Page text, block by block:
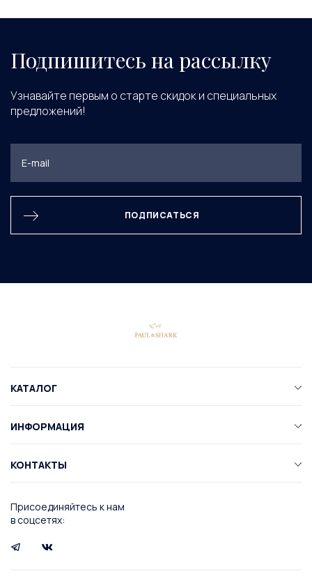
Подпишитесь на рассылку
Узнавайте первым о старте скидок и специальных
предложений!
ПОДПИСАТЬСЯ
Присоединяйтесь к нам
в соцсетях:
КАТАЛОГ
ИНФОРМАЦИЯ
КОНТАКТЫ